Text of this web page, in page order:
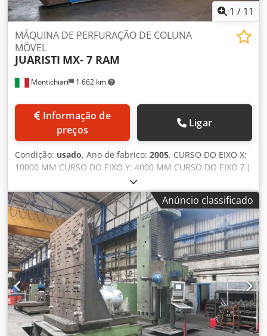
1 / 11
Montichiari 1 662 km
MÁQUINA DE PERFURAÇÃO DE COLUNA
MÓVEL
JUARISTI MX- 7 RAM
preços
Ligar
Condição: usado, Ano de fabrico: 2005, CURSO DO EIXO X:
10000 MM CURSO DO EIXO Y: 4000 MM CURSO DO EIXO Z (
RAM ) : 1000 MM CURSO DO EIXO W ( FUSO ) : 800 MM
CURSO TOTAL EIXO Z + EIXO W : 1800 MM DIÂMETRO DO
FUSO 160 MM POTÊNCIA DO MOTOR DO FUSO 40 KW
VELOCIDADE DO FUSO: 3000 RPM LIGAÇÃO DO NARIZ DO
FUSO ISO 50 DIN 69871/1A NR 02 GAMAS DE VELOCIDADE
DIMENSÕES DO CILINDRO: 460 X 520 MM AVANÇO RÁPIDO
20000 MM/MIN MESA GIRATÓRIA MODELO MG 50 2500 X
3500 MM CURSO 2000 MM , CAPACIDADE 50 TON ,
ROTAÇÃO 360000 POS 0,001 ° HEIDENHAIN iTNC 530 CNC
TROCADOR DE FERRAMENTAS 40 LUGARES Codpfoup Dclox
Afujrf CABEÇA BI-ROTATIVA UNIVERSAL MANUAL MESA DE
ANCORAGEM 6000 X 2000 X 300 MM ANO 2005
REFRIGERAÇÃO EXTERNA POTÊNCIA TOTAL INSTALADA 110
Anúncio classificado